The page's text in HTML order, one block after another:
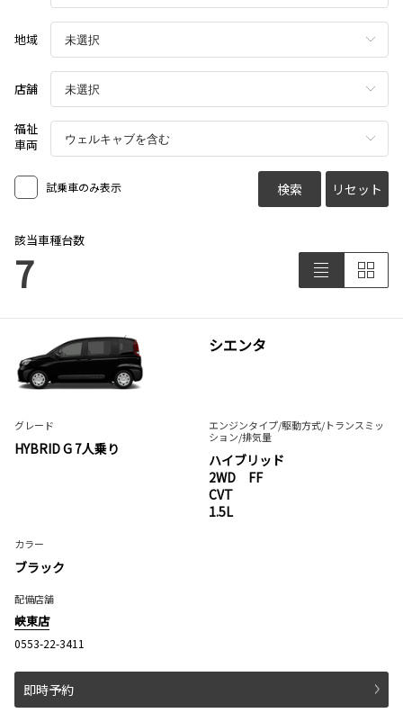
地域
店舗
福祉
車両
試乗車のみ表示 検索 リセット
該当車種台数
7
シエンタ
グレード
HYBRID G 7人乗り
エンジンタイプ/駆動方式/トランスミッ
ション/排気量
ハイブリッド
2WD FF
CVT
1.5L
カラー
ブラック
配備店舗
峡東店
0553-22-3411
即時予約